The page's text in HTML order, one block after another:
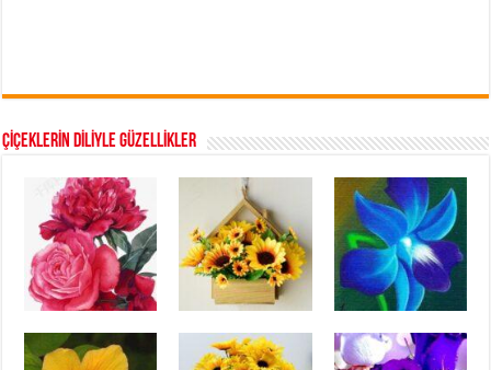
ÇİÇEKLERİN DİLİYLE GÜZELLİKLER